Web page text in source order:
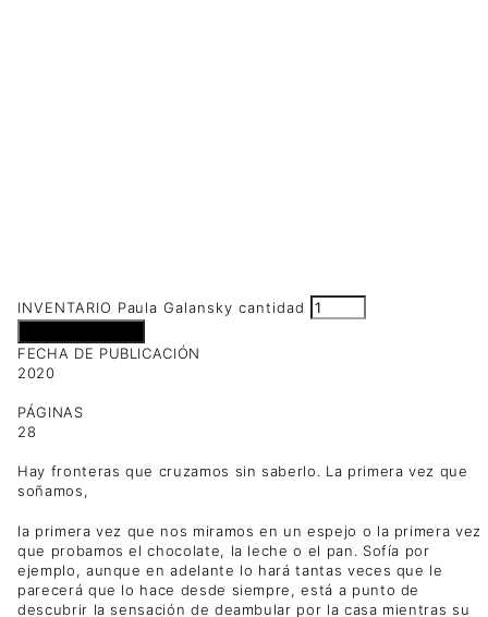
INVENTARIO Paula Galansky cantidad
FECHA DE PUBLICACIÓN
2020
PÁGINAS
28
Hay fronteras que cruzamos sin saberlo. La primera vez que
soñamos,
la primera vez que nos miramos en un espejo o la primera vez
que probamos el chocolate, la leche o el pan. Sofía por
ejemplo, aunque en adelante lo hará tantas veces que le
parecerá que lo hace desde siempre, está a punto de
descubrir la sensación de deambular por la casa mientras su